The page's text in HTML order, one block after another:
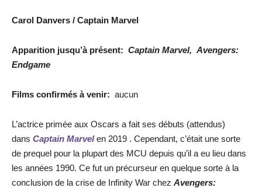
Carol Danvers / Captain Marvel
Apparition jusqu’à présent: Captain Marvel, Avengers:
Endgame
Films confirmés à venir: aucun
L’actrice primée aux Oscars a fait ses débuts (attendus)
dans Captain Marvelen 2019 . Cependant, c’était une sorte
de prequel pour la plupart des MCU depuis qu’il a eu lieu dans
les années 1990. Ce fut un précurseur en quelque sorte à la
conclusion de la crise de Infinity War chez Avengers: